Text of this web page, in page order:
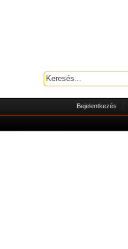
Bejelentkezés